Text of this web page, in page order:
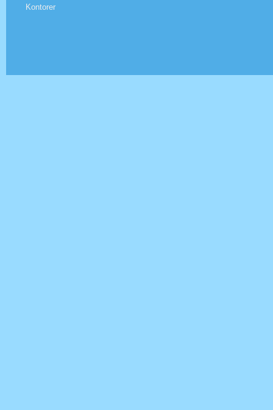
Kontorer